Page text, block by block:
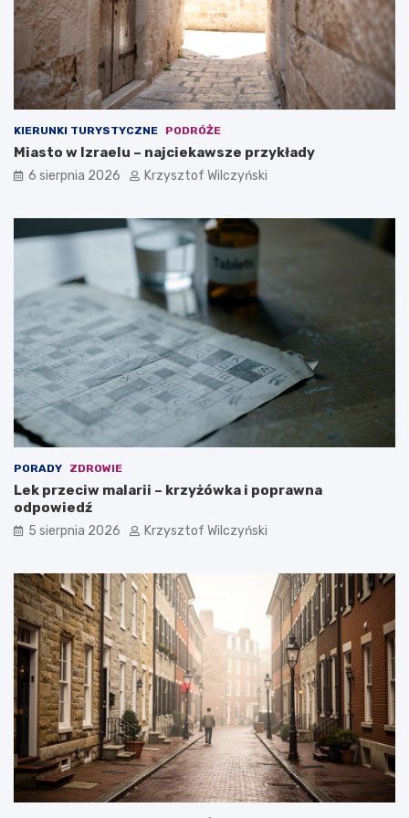
y
r
e
m
KIERUNKI TURYSTYCZNE PODRÓŻE
Miasto w Izraelu – najciekawsze przykłady
6 sierpnia 2026 Krzysztof Wilczyński
PORADY ZDROWIE
Lek przeciw malarii – krzyżówka i poprawna
odpowiedź
5 sierpnia 2026 Krzysztof Wilczyński